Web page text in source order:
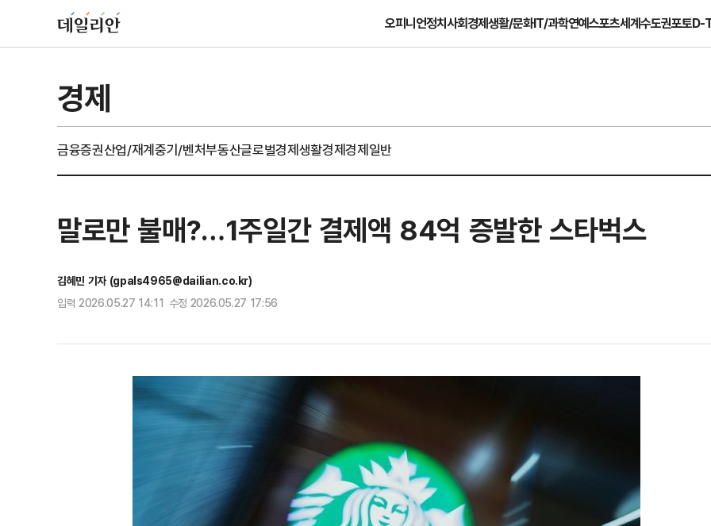
오피니언정치사회경제생활/문화IT/과학연예스포츠세계수도권포토D-
경제
금융증권산업/재계중기/벤처부동산글로벌경제생활경제경제일반
말로만 불매?…1주일간 결제액 84억 증발한 스타벅스
김혜민 기자 (gpals4965@dailian.co.kr)
입력 2026.05.27 14:11 수정 2026.05.27 17:56